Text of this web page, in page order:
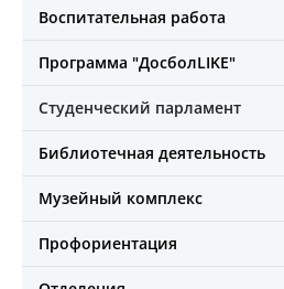
Воспитательная работа
Программа "ДосболLIKE"
Студенческий парламент
Библиотечная деятельность
Музейный комплекс
Профориентация